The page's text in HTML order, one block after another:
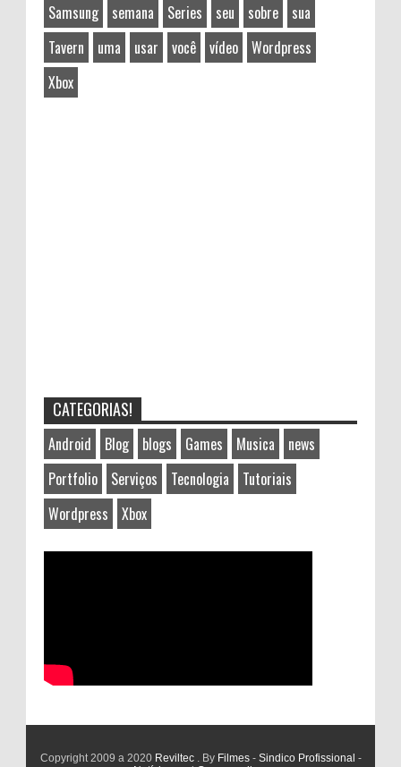
Samsung
semana Series seu sobre
sua
Tavern
uma usar você vídeo
Wordpress
Xbox
CATEGORIAS!
Android Blog blogs Games Musica
news
Portfolio
Serviços Tecnologia
Tutoriais
Wordpress
Xbox
Copyright 2009 a 2020 Reviltec . By Filmes- Sindico Profissional -